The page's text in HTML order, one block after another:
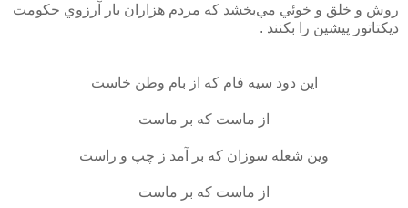
روش و خلق و خوئي مي‌بخشد كه مردم هزاران بار آرزوي حكومت
ديكتاتور پيشين را بكنند .
اين دود سيه فام كه از بام وطن خاست
از ماست كه بر ماست
وين شعله سوزان كه بر آمد ز چپ و راست
از ماست كه بر ماست